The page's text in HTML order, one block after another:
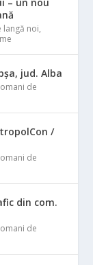
langă noi,
jud. Alba
de
/
de
din com.
de